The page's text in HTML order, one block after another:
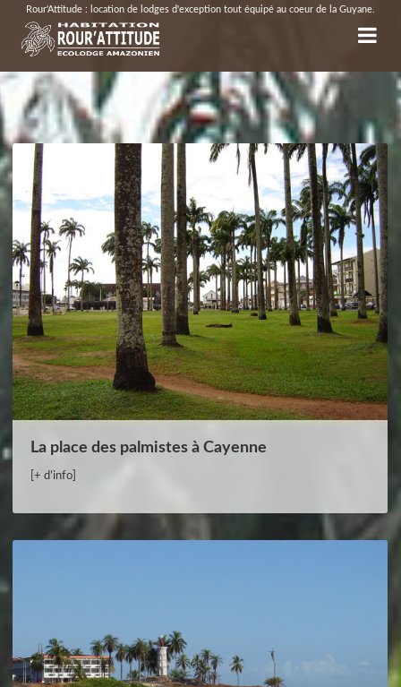
Rour'Attitude : location de lodges d'exception tout équipé au coeur de la Guyane.
La place des palmistes à Cayenne
[+ d’info]